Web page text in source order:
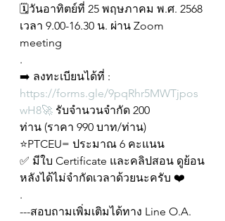
🗓วันอาทิตย์ที่ 25 พฤษภาคม พ.ศ. 2568
เวลา 9.00-16.30 น. ผ่าน Zoom
meeting
.
➡️ ลงทะเบียนได้ที่ :
https://forms.gle/9pqRhr5MWTjpos
wH8🚀 รับจำนวนจำกัด 200
ท่าน (ราคา 990 บาท/ท่าน)
⭐️PTCEU= ประมาณ 6 คะแนน
✅ มีใบ Certificate และคลิปสอน ดูย้อน
หลังได้ไม่จำกัดเวลาด้วยนะครับ ❤️
.
---สอบถามเพิ่มเติมได้ทาง Line O.A.